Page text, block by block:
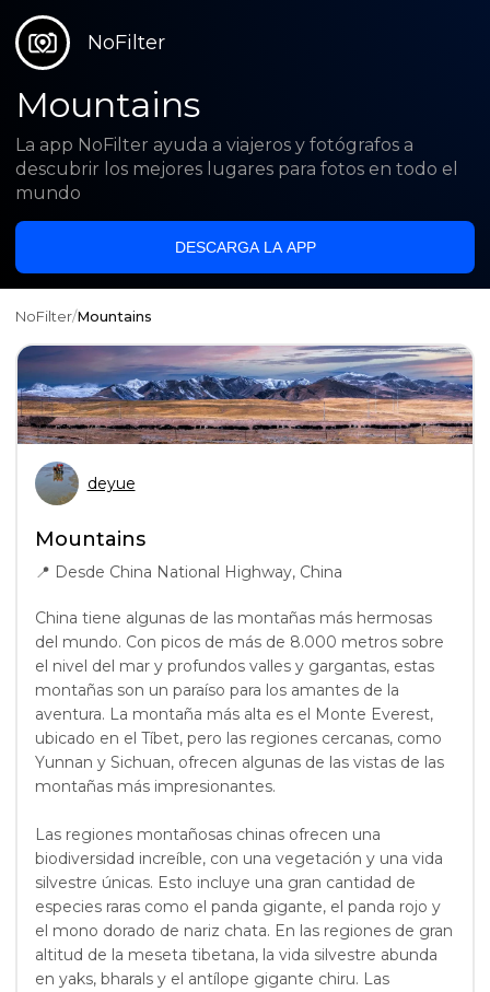
NoFilter
Mountains
La app NoFilter ayuda a viajeros y fotógrafos a
descubrir los mejores lugares para fotos en todo el
mundo
DESCARGA LA APP
NoFilter/Mountains
deyue
Mountains
📍 Desde China National Highway, China
China tiene algunas de las montañas más hermosas
del mundo. Con picos de más de 8.000 metros sobre
el nivel del mar y profundos valles y gargantas, estas
montañas son un paraíso para los amantes de la
aventura. La montaña más alta es el Monte Everest,
ubicado en el Tíbet, pero las regiones cercanas, como
Yunnan y Sichuan, ofrecen algunas de las vistas de las
montañas más impresionantes.
Las regiones montañosas chinas ofrecen una
biodiversidad increíble, con una vegetación y una vida
silvestre únicas. Esto incluye una gran cantidad de
especies raras como el panda gigante, el panda rojo y
el mono dorado de nariz chata. En las regiones de gran
altitud de la meseta tibetana, la vida silvestre abunda
en yaks, bharals y el antílope gigante chiru. Las